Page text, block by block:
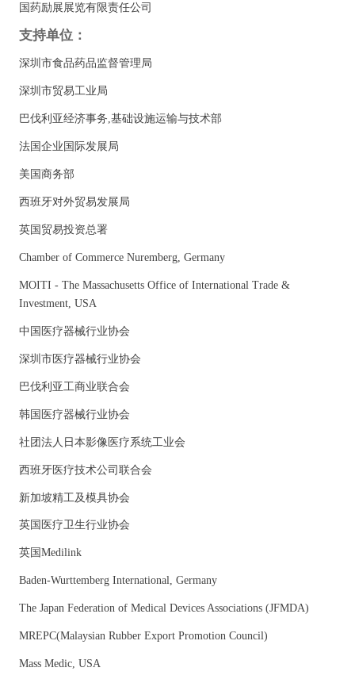
国药励展展览有限责任公司
支持单位：
深圳市食品药品监督管理局
深圳市贸易工业局
巴伐利亚经济事务,基础设施运输与技术部
法国企业国际发展局
美国商务部
西班牙对外贸易发展局
英国贸易投资总署
Chamber of Commerce Nuremberg, Germany
MOITI - The Massachusetts Office of International Trade &
Investment, USA
中国医疗器械行业协会
深圳市医疗器械行业协会
巴伐利亚工商业联合会
韩国医疗器械行业协会
社团法人日本影像医疗系统工业会
西班牙医疗技术公司联合会
新加坡精工及模具协会
英国医疗卫生行业协会
英国Medilink
Baden-Wurttemberg International, Germany
The Japan Federation of Medical Devices Associations (JFMDA)
MREPC(Malaysian Rubber Export Promotion Council)
Mass Medic, USA